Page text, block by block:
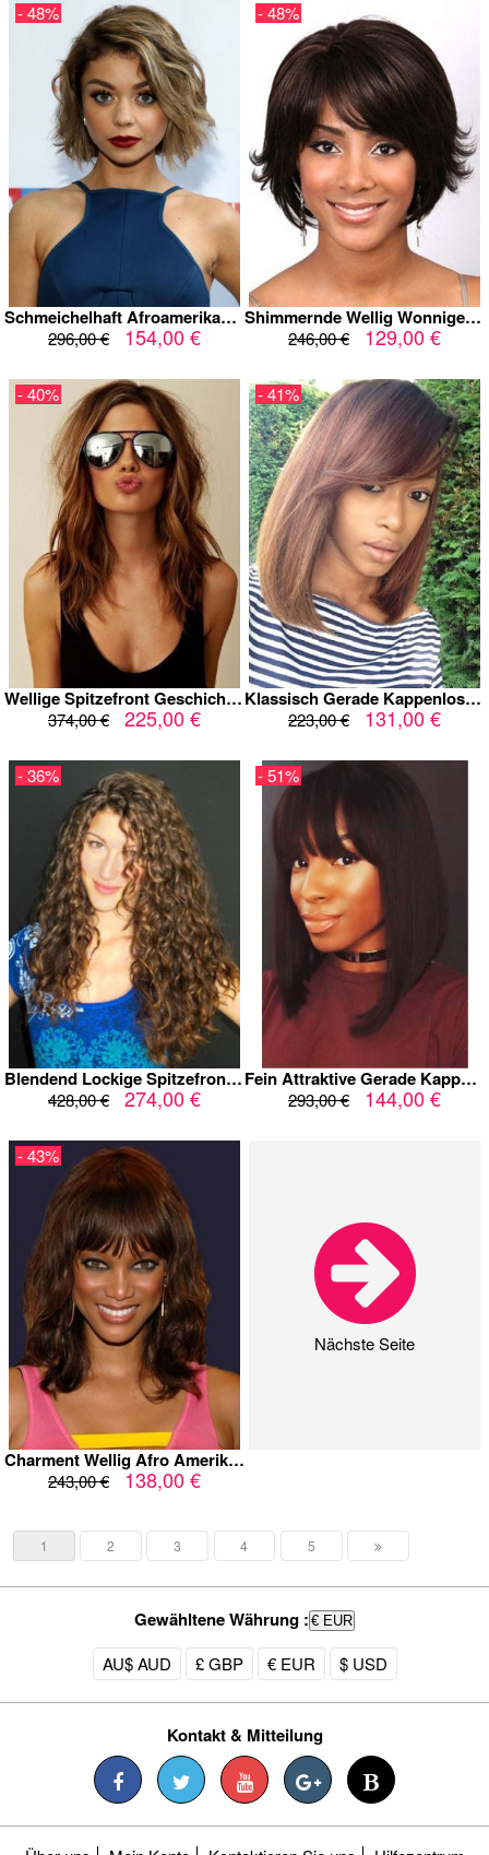
Schmeichelhaft Afroamerikaner Spitzefront Wellige Remy Echthaar Perücke
296,00 € 154,00 €
- 48%
Shimmernde Wellig Wonnige Kappenlos Remy Echthaar Perücke
246,00 € 129,00 €
- 48%
Wellige Spitzefront Geschichtet Remy Echthaar Afroamerikaner Perücke
374,00 € 225,00 €
- 40%
Klassisch Gerade Kappenlos Staunenswert Echthaar Perücke
223,00 € 131,00 €
- 41%
Blendend Lockige Spitzefront Afroamerikaner Remy Echthaar Perücke
428,00 € 274,00 €
- 36%
Fein Attraktive Gerade Kappenlos Echthaar Perücke
293,00 € 144,00 €
- 51%
Charment Wellig Afro Amerikanische Kappenlos Echthaar Perücke
243,00 € 138,00 €
- 43%
Nächste Seite
1 2 3 4 5
Gewähltene Währung : € EUR
AU$ AUD £ GBP € EUR $ USD
Kontakt & Mitteilung